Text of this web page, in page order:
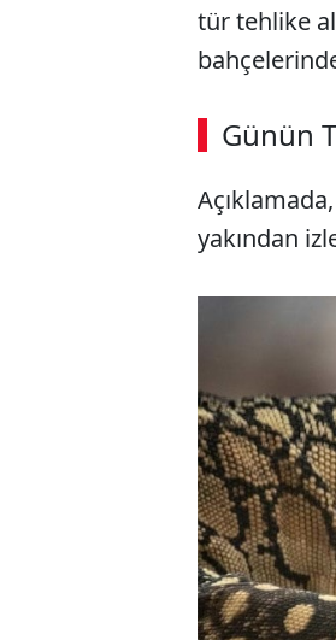
tür tehlike
Günün
yakından